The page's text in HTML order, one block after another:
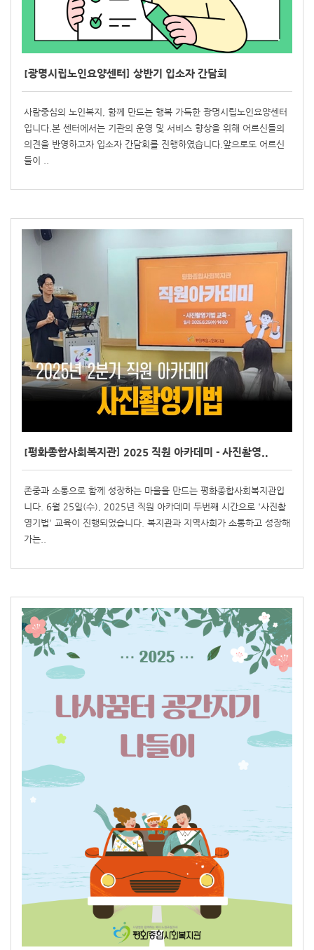
[광명시립노인요양센터] 상반기 입소자 간담회
사람중심의 노인복지, 함께 만드는 행복 가득한 광명시립노인요양센터
입니다.본 센터에서는 기관의 운영 및 서비스 향상을 위해 어르신들의
의견을 반영하고자 입소자 간담회를 진행하였습니다.앞으로도 어르신
들이 ..
[평화종합사회복지관] 2025 직원 아카데미 - 사진촬영..
존중과 소통으로 함께 성장하는 마을을 만드는 평화종합사회복지관입
니다. 6월 25일(수), 2025년 직원 아카데미 두번째 시간으로 '사진촬
영기법' 교육이 진행되었습니다. 복지관과 지역사회가 소통하고 성장해
가는..